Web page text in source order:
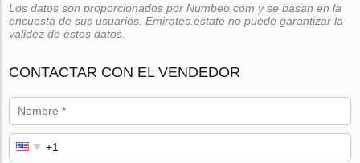
Los datos son proporcionados por Numbeo.com y se basan en la
encuesta de sus usuarios. Emirates.estate no puede garantizar la
validez de estos datos.
CONTACTAR CON EL VENDEDOR